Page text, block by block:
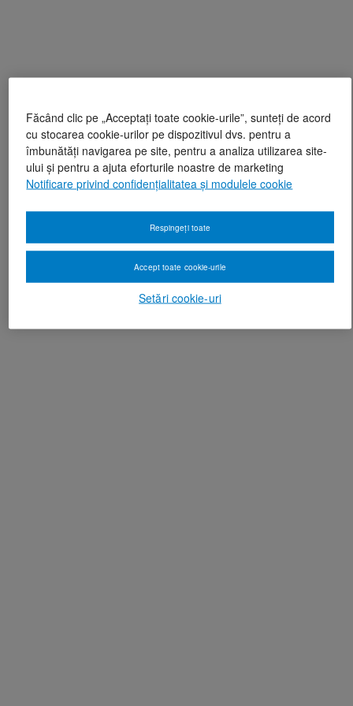
Făcând clic pe „Acceptați toate cookie-urile”, sunteți de acord
cu stocarea cookie-urilor pe dispozitivul dvs. pentru a
îmbunătăți navigarea pe site, pentru a analiza utilizarea site-
ului și pentru a ajuta eforturile noastre de marketing
Notificare privind confidențialitatea și modulele cookie
Setări cookie-uri
Respingeți toate
Accept toate cookie-urile